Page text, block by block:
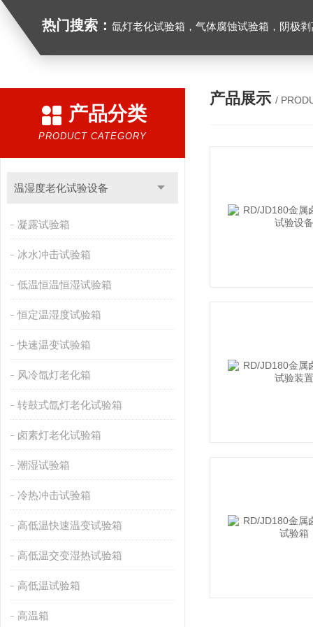
热门搜索： 氙灯老化试验箱，气体腐蚀试验箱，阴极剥离试验箱，防水防尘试验箱，盐雾箱，
产品分类
PRODUCT CATEGORY
温湿度老化试验设备
凝露试验箱
冰水冲击试验箱
低温恒温恒湿试验箱
恒定温湿度试验箱
快速温变试验箱
风冷氙灯老化箱
转鼓式氙灯老化试验箱
卤素灯老化试验箱
潮湿试验箱
冷热冲击试验箱
高低温快速温变试验箱
高低温交变湿热试验箱
高低温试验箱
高温箱
产品展示 /